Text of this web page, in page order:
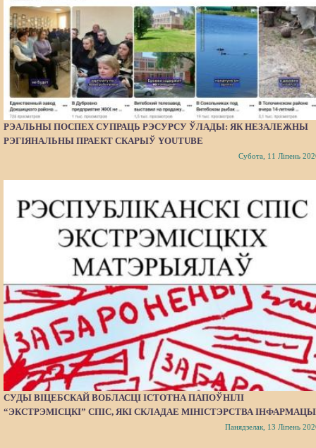
РЭАЛЬНЫ ПОСПЕХ СУПРАЦЬ РЭСУРСУ ЎЛАДЫ: ЯК НЕЗАЛЕЖНЫ
РЭГІЯНАЛЬНЫ ПРАЕКТ СКАРЫЎ YOUTUBE
Субота, 11 Ліпень
СУДЫ ВІЦЕБСКАЙ ВОБЛАСЦІ ІСТОТНА ПАПОЎНІЛІ
“ЭКСТРЭМІСЦКІ” СПІС, ЯКІ СКЛАДАЕ МІНІСТЭРСТВА
Панядзелак, 13 Ліпень